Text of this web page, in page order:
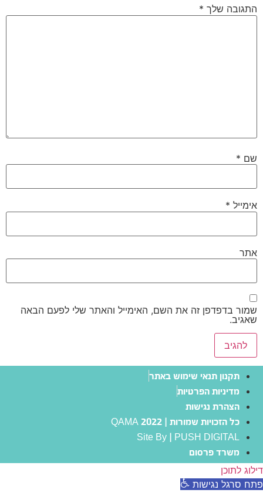
התגובה שלך *
שם *
אימייל *
אתר
שמור בדפדפן זה את השם, האימייל והאתר שלי לפעם הבאה
שאגיב.
תקנון תנאי שימוש באתר
מדיניות הפרטיות
הצהרת נגישות
כל הזכויות שמורות | QAMA 2022
Site By | PUSH DIGITAL
משרד פרסום
דילוג לתוכן
פתח סרגל נגישות